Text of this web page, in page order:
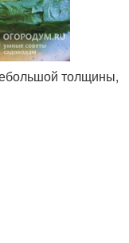
толщины,